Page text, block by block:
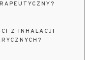
Z INHALACJI